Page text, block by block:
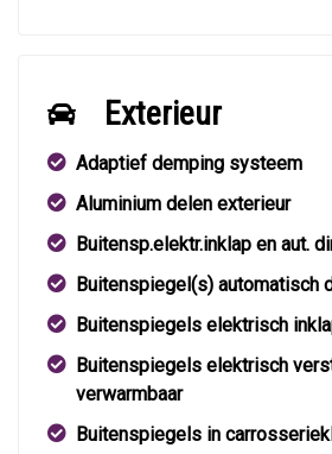
Exterieur
Adaptief demping systeem
Aluminium delen exterieur
Buitensp.elektr.inklap en aut.
Buitenspiegel(s) automatisch
Buitenspiegels elektrisch
Buitenspiegels elektrisch
verwarmbaar
Buitenspiegels in